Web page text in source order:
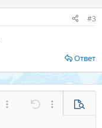
#3
Ответ
список
Дополнительные
Отменить